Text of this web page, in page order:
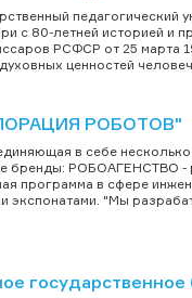
педагогический
с 80-летней историей и
РСФСР от 25 марта
ценностей
РОБОТОВ"
в себе
бренды: РОБОАГЕНСТВО -
программа в сфере
экспонатами. "Мы